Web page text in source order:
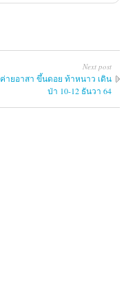
Next post
ค่ายอาสา ขึ้นดอย ท้าหนาว เดิน
ป่า 10-12 ธันวา 64